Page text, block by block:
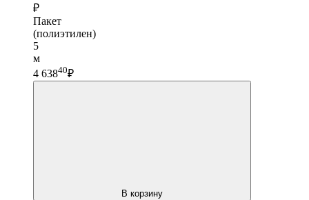
₽
Пакет
(полиэтилен)
5
м
4 63840₽
В корзину